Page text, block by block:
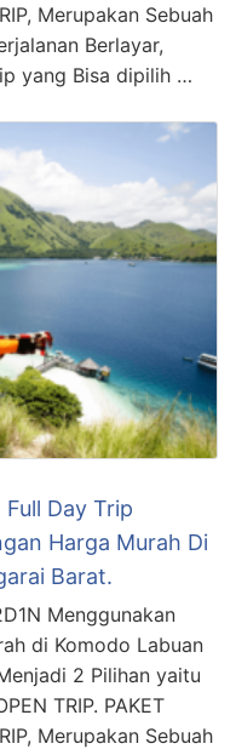
Merupakan Sebuah
Berlayar,
yang Bisa dipilih …
Day Trip
Harga Murah Di
Barat.
Menggunakan
di Komodo Labuan
2 Pilihan yaitu
TRIP. PAKET
Merupakan Sebuah